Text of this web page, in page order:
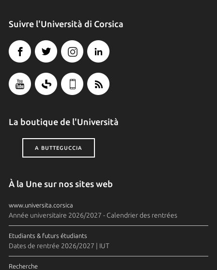
Suivre l'Università di Corsica
La boutique de l'Università
A BUTTEGUCCIA
À la Une sur nos sites web
www.universita.corsica
Année universitaire 2026/2027 - Calendrier des rentrées
Etudiants & futurs étudiants
Dates de rentrée 2026/2027 | IUT
Recherche